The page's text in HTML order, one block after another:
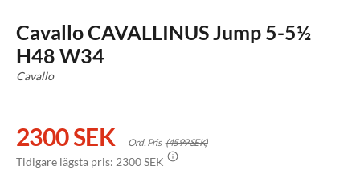
Cavallo CAVALLINUS Jump 5-5½
H48 W34
Cavallo
2300 SEK Ord. Pris (4599 SEK)
Tidigare lägsta pris: 2300 SEK